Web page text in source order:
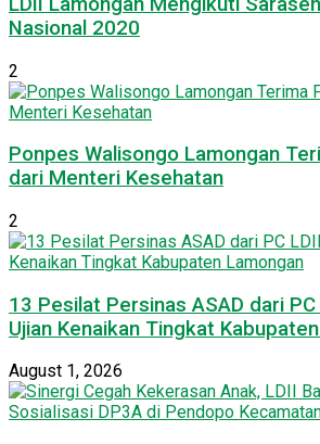
Nasional 2020
2
Ponpes Walisongo Lamongan
dari Menteri Kesehatan
2
13 Pesilat Persinas ASAD dari
Ujian Kenaikan Tingkat
August 1, 2026